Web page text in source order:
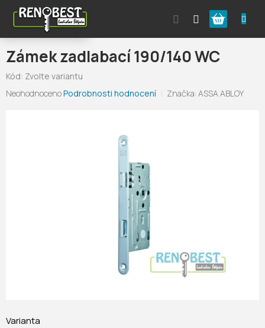
obsah
Nákupní
košík
Zámek zadlabací 190/140 WC
Kód: Zvolte variantu
Průměrné
NeohodnocenoPodrobnosti hodnocení Značka:ASSA ABLOY
Varianta